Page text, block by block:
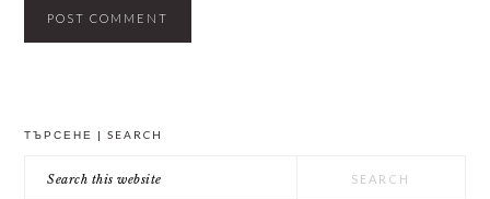
ТЪРСЕНЕ | SEARCH
this